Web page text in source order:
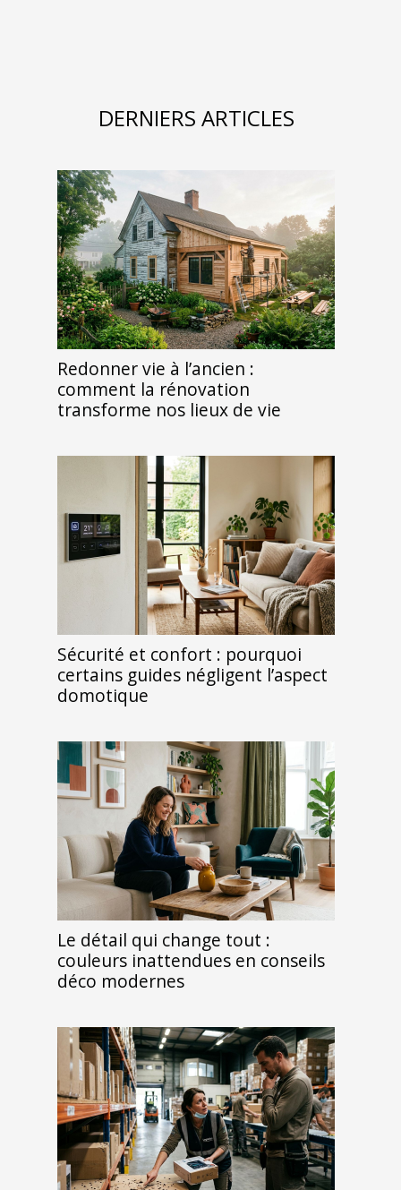
DERNIERS ARTICLES
Redonner vie à l’ancien :
comment la rénovation
transforme nos lieux de vie
Sécurité et confort : pourquoi
certains guides négligent l’aspect
domotique
Le détail qui change tout :
couleurs inattendues en conseils
déco modernes